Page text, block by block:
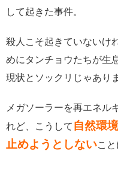
して起きた事件。
殺人こそ起きていないけ
めにタンチョウたちが生
現状とソックリじゃあり
メガソーラーを再エネル
れど、こうして 自然環
止めようとしないこ